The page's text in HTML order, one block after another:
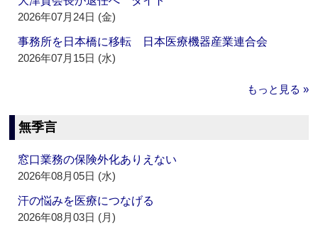
2026年07月24日 (金)
事務所を日本橋に移転 日本医療機器産業連合会
2026年07月15日 (水)
もっと見る »
無季言
窓口業務の保険外化ありえない
2026年08月05日 (水)
汗の悩みを医療につなげる
2026年08月03日 (月)